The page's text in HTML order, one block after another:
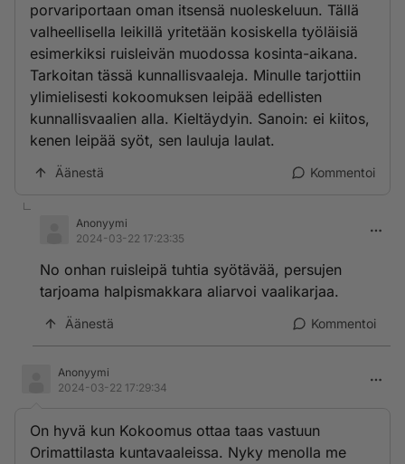
porvariportaan oman itsensä nuoleskeluun. Tällä
valheellisella leikillä yritetään kosiskella työläisiä
esimerkiksi ruisleivän muodossa kosinta-aikana.
Tarkoitan tässä kunnallisvaaleja. Minulle tarjottiin
ylimielisesti kokoomuksen leipää edellisten
kunnallisvaalien alla. Kieltäydyin. Sanoin: ei kiitos,
kenen leipää syöt, sen lauluja laulat.
Äänestä Kommentoi
Anonyymi
2024-03-22 17:23:35
No onhan ruisleipä tuhtia syötävää, persujen
tarjoama halpismakkara aliarvoi vaalikarjaa.
Äänestä Kommentoi
Anonyymi
2024-03-22 17:29:34
On hyvä kun Kokoomus ottaa taas vastuun
Orimattilasta kuntavaaleissa. Nyky menolla me